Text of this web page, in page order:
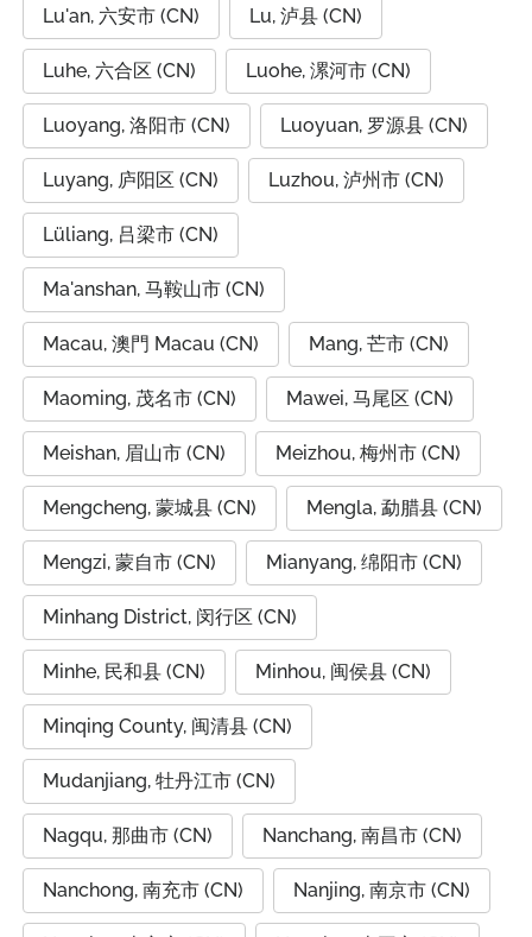
Lu'an, 六安市 (CN) Lu, 泸县 (CN)
Luhe, 六合区 (CN) Luohe, 漯河市 (CN)
Luoyang, 洛阳市 (CN) Luoyuan, 罗源县 (CN)
Luyang, 庐阳区 (CN) Luzhou, 泸州市 (CN)
Lüliang, 吕梁市 (CN)
Ma'anshan, 马鞍山市 (CN)
Macau, 澳門 Macau (CN) Mang, 芒市 (CN)
Maoming, 茂名市 (CN) Mawei, 马尾区 (CN)
Meishan, 眉山市 (CN) Meizhou, 梅州市 (CN)
Mengcheng, 蒙城县 (CN) Mengla, 勐腊县 (CN)
Mengzi, 蒙自市 (CN) Mianyang, 绵阳市 (CN)
Minhang District, 闵行区 (CN)
Minhe, 民和县 (CN) Minhou, 闽侯县 (CN)
Minqing County, 闽清县 (CN)
Mudanjiang, 牡丹江市 (CN)
Nagqu, 那曲市 (CN) Nanchang, 南昌市 (CN)
Nanchong, 南充市 (CN) Nanjing, 南京市 (CN)